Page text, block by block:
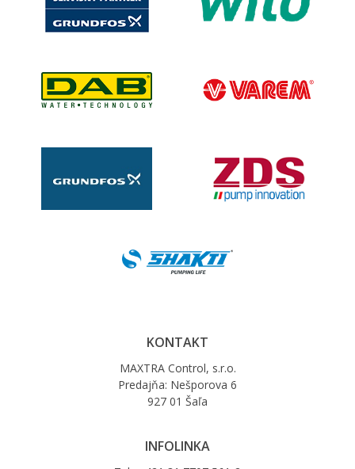
KONTAKT
MAXTRA Control, s.r.o.
Predajňa: Nešporova 6
927 01 Šaľa
INFOLINKA